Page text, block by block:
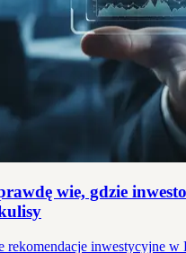
wie, gdzie
rekomendacje inwestycyjne w